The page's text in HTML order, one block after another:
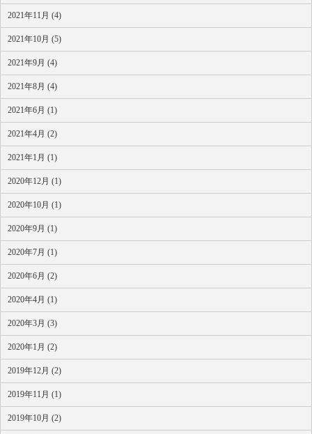
2021年11月 (4)
2021年10月 (5)
2021年9月 (4)
2021年8月 (4)
2021年6月 (1)
2021年4月 (2)
2021年1月 (1)
2020年12月 (1)
2020年10月 (1)
2020年9月 (1)
2020年7月 (1)
2020年6月 (2)
2020年4月 (1)
2020年3月 (3)
2020年1月 (2)
2019年12月 (2)
2019年11月 (1)
2019年10月 (2)